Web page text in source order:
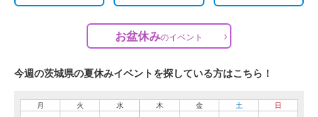
お盆休みのイベント
今週の茨城県の夏休みイベントを探している方はこちら！
月 火 水 木 金 土 日